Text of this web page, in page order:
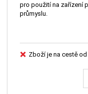
pro použití na zařízení pro výrobu
průmyslu.
Zboží je na cestě